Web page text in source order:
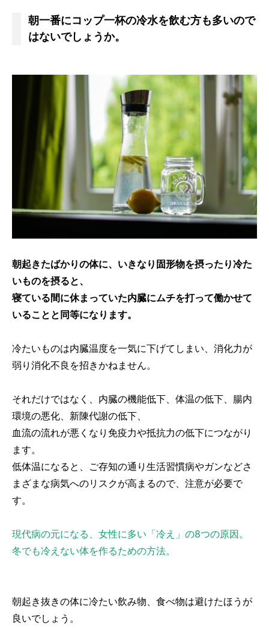
朝一番にコップ一杯の冷水を飲む方も多いので
はないでしょうか。
朝起きたばかりの体に、いきなり固形物を摂ったり冷た
いものを摂ると、
寝ている間に休まっていた内臓にムチを打って働かせて
いることと同等になります。
冷たいものは内臓温度を一気に下げてしまい、消化力が
弱り消化不良を招きかねません。
それだけではなく、内臓の機能低下、体温の低下、腸内
環境の悪化、新陳代謝の低下、
血流の流れが悪くなり免疫力や抵抗力の低下につながり
ます。
低体温になると、ご存知の通り生活習慣病やガンなどさ
まざまな病気へのリスクが高まるので、注意が必要で
す。
現代病の元になる、女性に多い「冷え」の8つの原因。
冬でも冷えない体を作るための方法。
朝起き抜きの体に冷たい飲み物、食べ物は避けたほうが
良いでしょう。